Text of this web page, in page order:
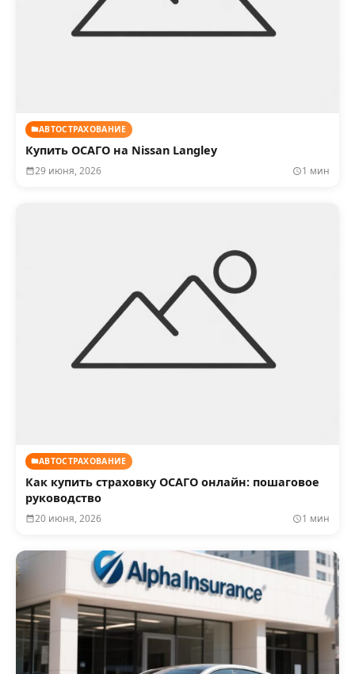
АВТОСТРАХОВАНИЕ
Купить ОСАГО на Nissan Langley
29 июня, 2026 1 мин
АВТОСТРАХОВАНИЕ
Как купить страховку ОСАГО онлайн: пошаговое
руководство
20 июня, 2026 1 мин